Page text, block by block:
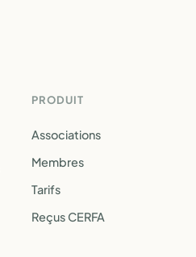
PRODUIT
Associations
Membres
Tarifs
Reçus CERFA